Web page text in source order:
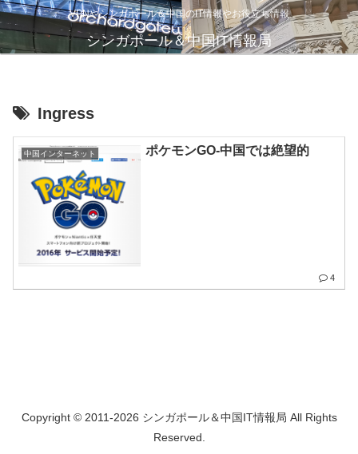
VPNやシンガポール＆中国のIT情報やお役立ち情報
シンガポール＆中国IT情報局
Ingress
中国インターネット ポケモンGO-中国では絶望的
4
Copyright © 2011-2026 シンガポール＆中国IT情報局 All Rights
Reserved.